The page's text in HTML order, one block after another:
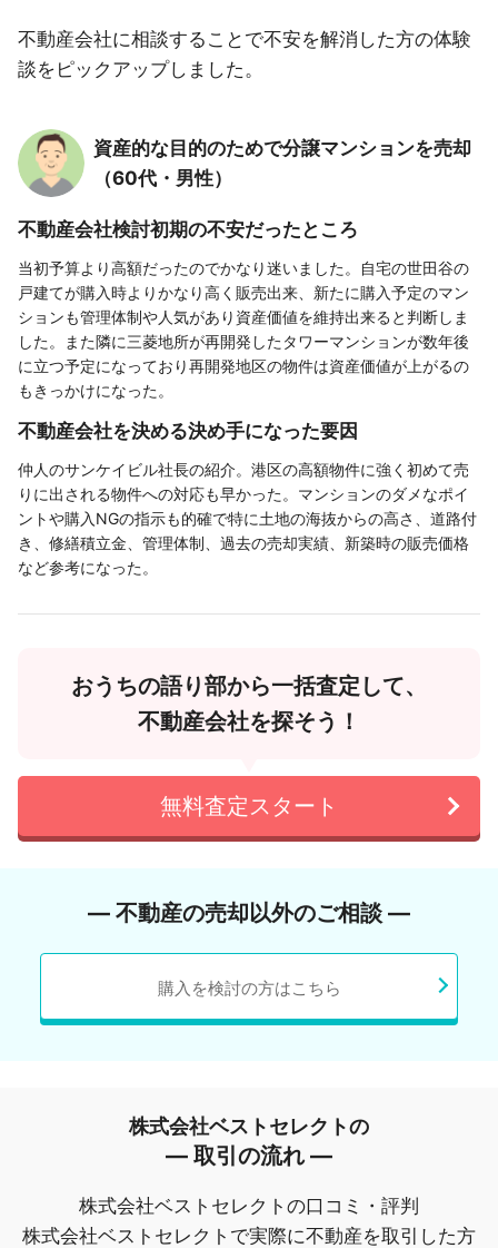
不動産会社に相談することで不安を解消した方の体験
談をピックアップしました。
資産的な目的のためで分譲マンションを売却
（60代・男性）
不動産会社検討初期の不安だったところ
当初予算より高額だったのでかなり迷いました。自宅の世田谷の
戸建てが購入時よりかなり高く販売出来、新たに購入予定のマン
ションも管理体制や人気があり資産価値を維持出来ると判断しま
した。また隣に三菱地所が再開発したタワーマンションが数年後
に立つ予定になっており再開発地区の物件は資産価値が上がるの
もきっかけになった。
不動産会社を決める決め手になった要因
仲人のサンケイビル社長の紹介。港区の高額物件に強く初めて売
りに出される物件への対応も早かった。マンションのダメなポイ
ントや購入NGの指示も的確で特に土地の海抜からの高さ、道路付
き、修繕積立金、管理体制、過去の売却実績、新築時の販売価格
など参考になった。
おうちの語り部から一括査定して、
不動産会社を探そう！
無料査定スタート
― 不動産の売却以外のご相談 ―
購入を検討の方はこちら
株式会社ベストセレクトの
― 取引の流れ ―
株式会社ベストセレクトの口コミ・評判
株式会社ベストセレクトで実際に不動産を取引した方